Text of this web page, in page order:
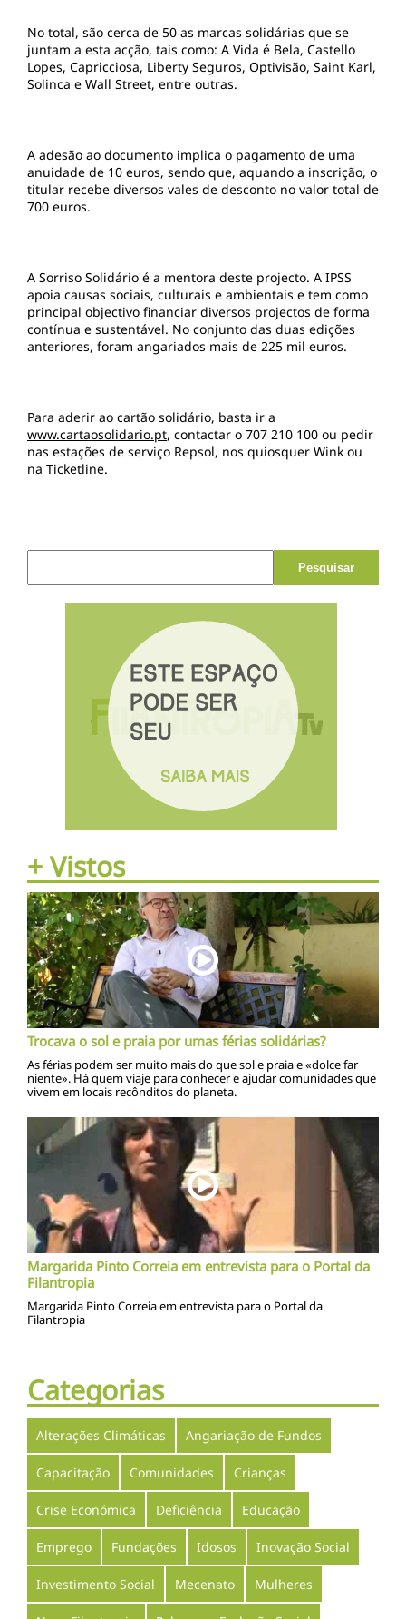
No total, são cerca de 50 as marcas solidárias que se
juntam a esta acção, tais como: A Vida é Bela, Castello
Lopes, Capricciosa, Liberty Seguros, Optivisão, Saint Karl,
Solinca e Wall Street, entre outras.
A adesão ao documento implica o pagamento de uma
anuidade de 10 euros, sendo que, aquando a inscrição, o
titular recebe diversos vales de desconto no valor total de
700 euros.
A Sorriso Solidário é a mentora deste projecto. A IPSS
apoia causas sociais, culturais e ambientais e tem como
principal objectivo financiar diversos projectos de forma
contínua e sustentável. No conjunto das duas edições
anteriores, foram angariados mais de 225 mil euros.
Para aderir ao cartão solidário, basta ir a
www.cartaosolidario.pt, contactar o 707 210 100 ou pedir
nas estações de serviço Repsol, nos quiosquer Wink ou
na Ticketline.
Pesquisar por:
+ Vistos
Trocava o sol e praia por umas férias solidárias?
As férias podem ser muito mais do que sol e praia e «dolce far
niente». Há quem viaje para conhecer e ajudar comunidades que
vivem em locais recônditos do planeta.
Margarida Pinto Correia em entrevista para o Portal da
Filantropia
Margarida Pinto Correia em entrevista para o Portal da
Filantropia
Categorias
Alterações Climáticas Angariação de Fundos
Capacitação Comunidades Crianças
Crise Económica Deficiência Educação
Emprego Fundações Idosos Inovação Social
Investimento Social Mecenato Mulheres